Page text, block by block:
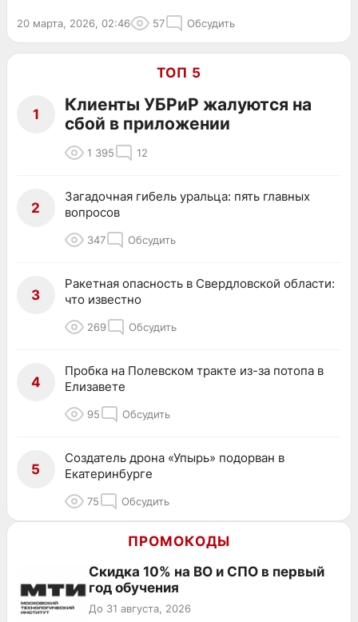
20 марта, 2026, 02:46 57 Обсудить
ТОП 5
1
Клиенты УБРиР жалуются на
сбой в приложении
1 395 12
2
Загадочная гибель уральца: пять главных
вопросов
347 Обсудить
3
Ракетная опасность в Свердловской области:
что известно
269 Обсудить
4
Пробка на Полевском тракте из-за потопа в
Елизавете
95 Обсудить
5
Создатель дрона «Упырь» подорван в
Екатеринбурге
75 Обсудить
ПРОМОКОДЫ
Скидка 10% на ВО и СПО в первый
год обучения
До 31 августа, 2026